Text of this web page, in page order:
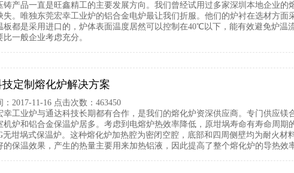
铸产品一直是旺鑫精工的主要发展方向。我们曾经试用过多家深圳本地企业的
失。唯独东莞宏幸工业炉的铝合金电炉最让我们折服。他们的炉衬在选材方面
板都是采用进口的，炉体表面温度居然可以控制在40℃以下，能有效避免炉温
比一般企业考虑充分。
定制熔化炉解决方案
：2017-11-16 点击次数：463450
幸工业炉与通达科技长期都有合作，是我们的熔化炉资深供应商。专门供应镁
机炉和铝合金保温炉居多。考虑到电熔炉热效率降低，原坩埚寿命有寿命周期
无坩埚式保温炉。这种熔化炉加热腔为密闭空腔，底部和四周侧壁均为耐火材
的保温效果，产生的热量主要用来加热铝液，因此提高了整个熔化炉的导热效